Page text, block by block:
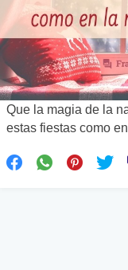
Que la magia de la
estas fiestas como